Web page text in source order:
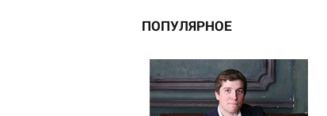
ПОПУЛЯРНОЕ